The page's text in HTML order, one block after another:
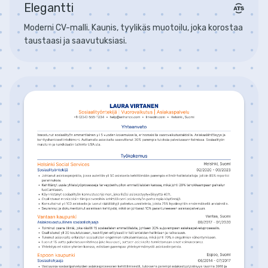
Elegantti
Moderni CV-malli. Kaunis, tyylikäs muotoilu, joka korostaa
taustaasi ja saavutuksiasi.